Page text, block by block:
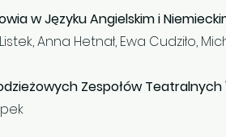
w Języku Angielskim i
Anna Hetnał, Ewa Cudziło,
Zespołów Teatralnych